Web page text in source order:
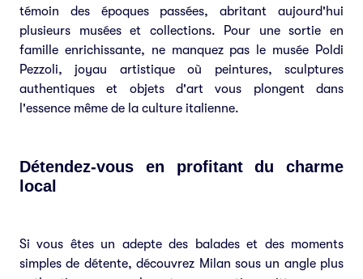
témoin des époques passées, abritant aujourd'hui
plusieurs musées et collections. Pour une sortie en
famille enrichissante, ne manquez pas le musée Poldi
Pezzoli, joyau artistique où peintures, sculptures
authentiques et objets d'art vous plongent dans
l'essence même de la culture italienne.
Détendez-vous en profitant du charme
local
Si vous êtes un adepte des balades et des moments
simples de détente, découvrez Milan sous un angle plus